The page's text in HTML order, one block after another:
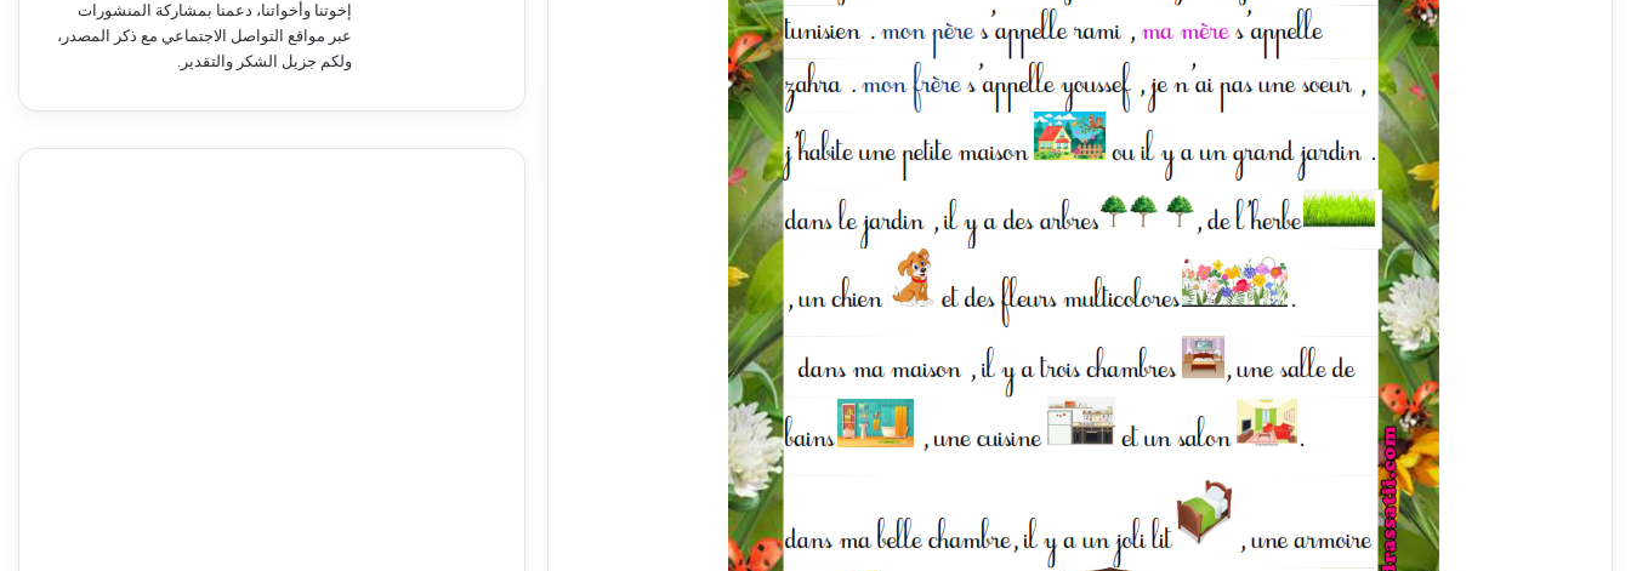
إخوتنا وأخواتنا، دعمنا بمشاركة المنشورات
عبر مواقع التواصل الاجتماعي مع ذكر المصدر،
ولكم جزيل الشكر والتقدير.